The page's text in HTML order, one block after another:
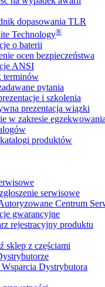
dopasowania TLR
Technology®
o baterii
ocen bezpieczeństwa
ANSI
terminów
pytania
i szkolenia
prezentacja wiązki
w zakresie
produktów
serwisowe
Centrum
gwarancyjne
rejestracyjny produktu
sklep z częściami
Dystrybutora